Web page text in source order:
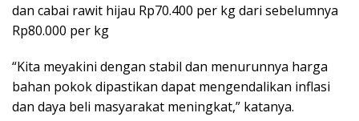
dan cabai rawit hijau Rp70.400 per kg dari sebelumnya
Rp80.000 per kg
“Kita meyakini dengan stabil dan menurunnya harga
bahan pokok dipastikan dapat mengendalikan inflasi
dan daya beli masyarakat meningkat,” katanya.